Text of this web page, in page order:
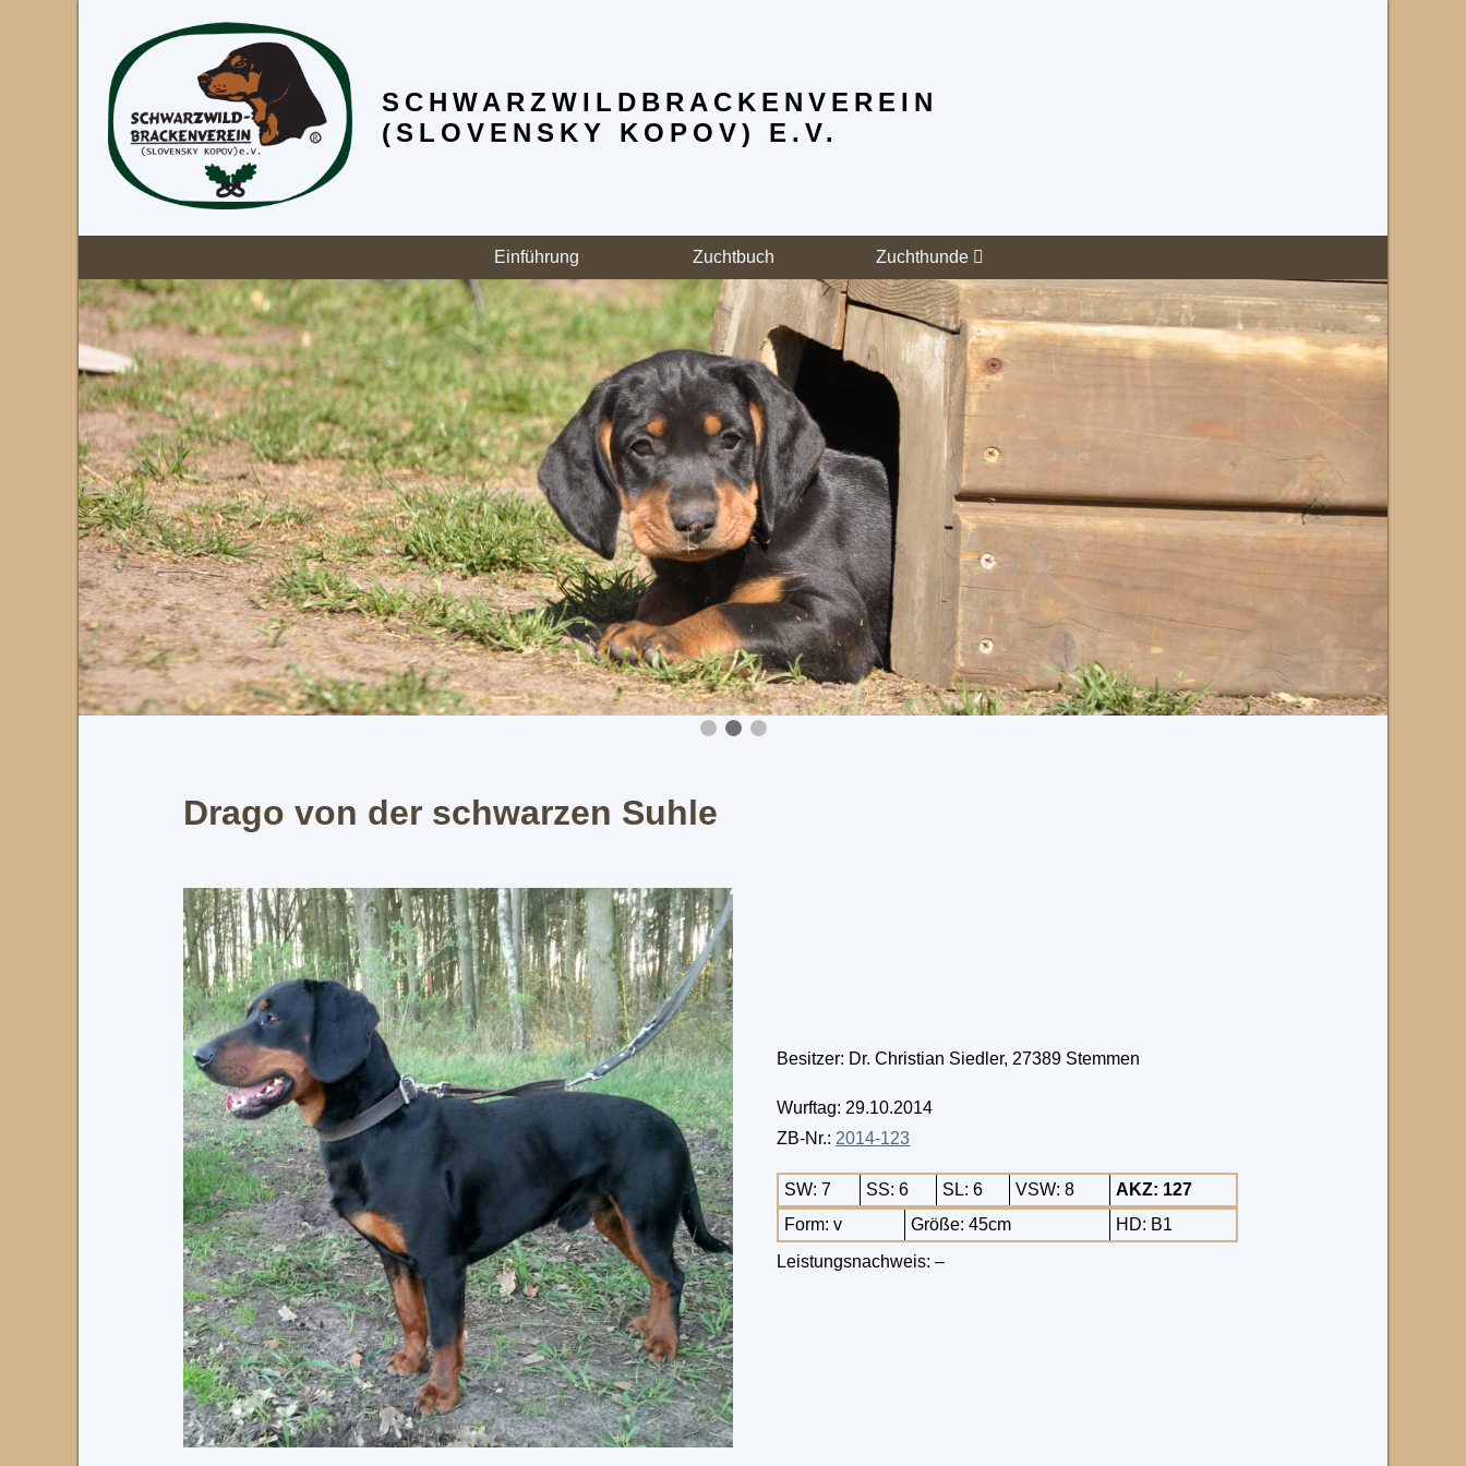
SCHWARZWILD­BRACKENVEREIN
(SLOVENSKY KOPOV) E.V.
Einführung Zuchtbuch Zuchthunde
Drago von der schwarzen Suhle
Besitzer: Dr. Christian Siedler, 27389 Stemmen
Wurftag: 29.10.2014
ZB-Nr.: 2014-123
SW: 7 SS: 6 SL: 6 VSW: 8
AKZ: 127
Form: v
Größe: 45cm HD: B1
Leistungsnachweis: –